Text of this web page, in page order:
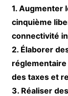
1. Augmenter
cinquième
connectivité
2. Élaborer
des taxes et
3. Réaliser